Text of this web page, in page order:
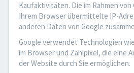
Kaufaktivitäten. Die im Rahmen von
Ihrem Browser übermittelte IP-
anderen Daten von Google
Google verwendet Technologien
im Browser und Zählpixel, die eine
der Website durch Sie ermöglichen.